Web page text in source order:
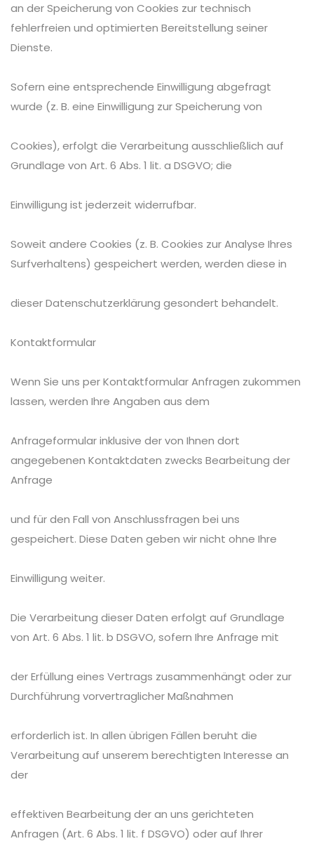
an der Speicherung von Cookies zur technisch
fehlerfreien und optimierten Bereitstellung seiner
Dienste.
Sofern eine entsprechende Einwilligung abgefragt
wurde (z. B. eine Einwilligung zur Speicherung von
Cookies), erfolgt die Verarbeitung ausschließlich auf
Grundlage von Art. 6 Abs. 1 lit. a DSGVO; die
Einwilligung ist jederzeit widerrufbar.
Soweit andere Cookies (z. B. Cookies zur Analyse Ihres
Surfverhaltens) gespeichert werden, werden diese in
dieser Datenschutzerklärung gesondert behandelt.
Kontaktformular
Wenn Sie uns per Kontaktformular Anfragen zukommen
lassen, werden Ihre Angaben aus dem
Anfrageformular inklusive der von Ihnen dort
angegebenen Kontaktdaten zwecks Bearbeitung der
Anfrage
und für den Fall von Anschlussfragen bei uns
gespeichert. Diese Daten geben wir nicht ohne Ihre
Einwilligung weiter.
Die Verarbeitung dieser Daten erfolgt auf Grundlage
von Art. 6 Abs. 1 lit. b DSGVO, sofern Ihre Anfrage mit
der Erfüllung eines Vertrags zusammenhängt oder zur
Durchführung vorvertraglicher Maßnahmen
erforderlich ist. In allen übrigen Fällen beruht die
Verarbeitung auf unserem berechtigten Interesse an
der
effektiven Bearbeitung der an uns gerichteten
Anfragen (Art. 6 Abs. 1 lit. f DSGVO) oder auf Ihrer